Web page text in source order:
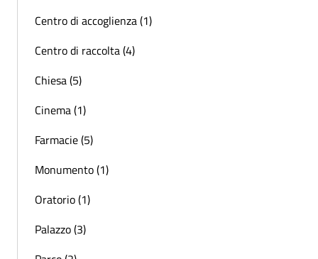
Centro di accoglienza (1)
Centro di raccolta (4)
Chiesa (5)
Cinema (1)
Farmacie (5)
Monumento (1)
Oratorio (1)
Palazzo (3)